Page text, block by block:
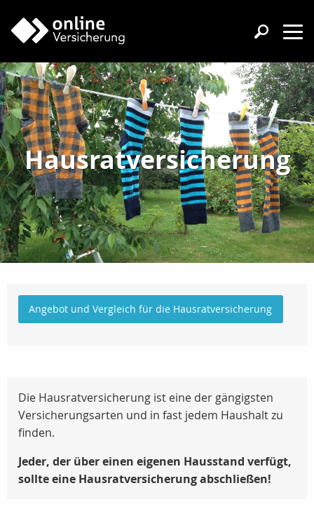
Hausratversicherung
Angebot und Vergleich für die Hausratversicherung
Die Hausratversicherung ist eine der gängigsten
Versicherungsarten und in fast jedem Haushalt zu
finden.
Jeder, der über einen eigenen Hausstand verfügt,
sollte eine Hausratversicherung abschließen!